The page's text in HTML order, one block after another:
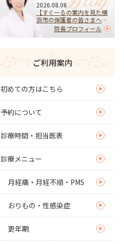
2026.08.06
【すぐーるの案内を見た横
浜市の保護者の皆さまへ】
HPVワクチンを受けるべ
き？迷ったらまず相談を｜
院長プロフィール
ご利用案内
初めての方はこちら
予約について
診療時間・担当医表
診療メニュー
月経痛・月経不順・PMS
おりもの・性感染症
更年期